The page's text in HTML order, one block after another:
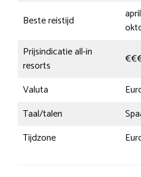
Beste reistijd
Prijsindicatie all-in
resorts
Valuta
Taal/talen
Tijdzone